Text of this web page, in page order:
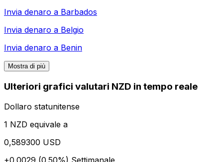
Invia denaro a Barbados
Invia denaro a Belgio
Invia denaro a Benin
Mostra di più
Ulteriori grafici valutari NZD in tempo reale
Dollaro statunitense
1 NZD equivale a
0,589300 USD
+0.0029 (0.50%) Settimanale